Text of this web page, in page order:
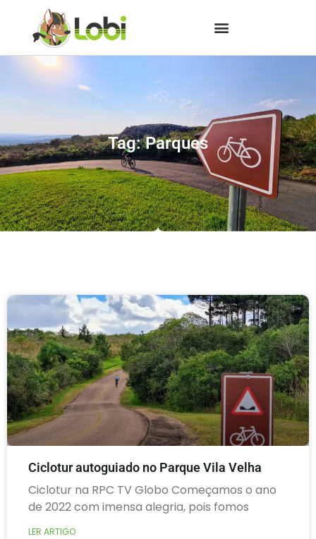
Tag: Parques
Ciclotur autoguiado no Parque Vila Velha
Ciclotur na RPC TV Globo Começamos o ano
de 2022 com imensa alegria, pois fomos
LER ARTIGO